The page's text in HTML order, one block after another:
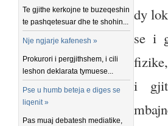
Te gjithe kerkojne te buzeqeshin
te pashqetesuar dhe te shohin...
Nje ngjarje kafenesh »
Prokurori i pergjithshem, i cili
leshon deklarata tymuese...
Pse u humb beteja e diges se
liqenit »
Pas muaj debatesh mediatike,
dy
se i
i